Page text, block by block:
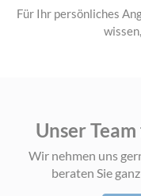
Für Ihr persönliches
Unser
Wir nehmen uns
beraten Sie